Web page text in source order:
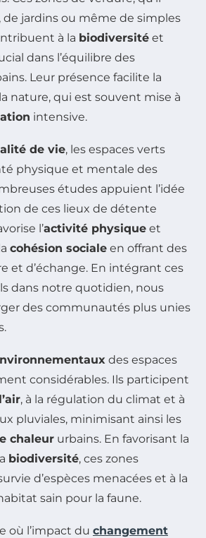
de jardins ou même de simples
à la biodiversité et
dans l’équilibre des
Leur présence facilite la
nature, qui est souvent mise à
intensive.
de vie, les espaces verts
physique et mentale des
études appuient l’idée
de ces lieux de détente
l’activité physique et
cohésion sociale en offrant des
et d’échange. En intégrant ces
dans notre quotidien, nous
des communautés plus unies
des espaces
considérables. Ils participent
, à la régulation du climat et à
pluviales, minimisant ainsi les
chaleur urbains. En favorisant la
biodiversité, ces zones
d’espèces menacées et à la
sain pour la faune.
où l’impact du changement